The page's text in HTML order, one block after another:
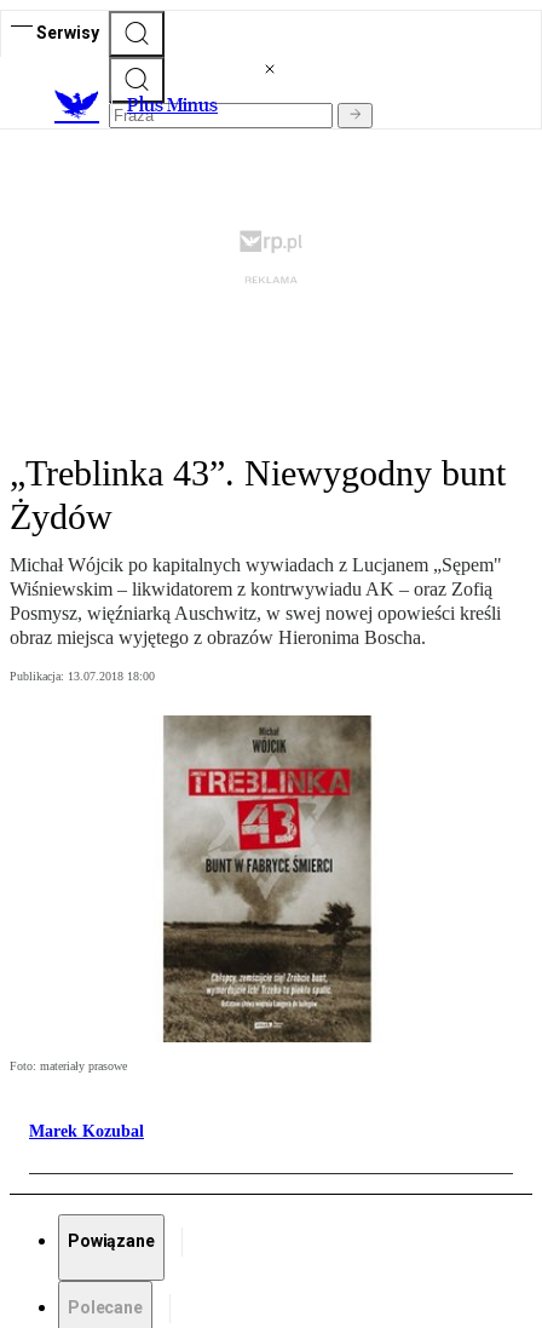
Serwisy
Plus Minus
„Treblinka 43”. Niewygodny bunt
Żydów
Michał Wójcik po kapitalnych wywiadach z Lucjanem „Sępem"
Wiśniewskim – likwidatorem z kontrwywiadu AK – oraz Zofią
Posmysz, więźniarką Auschwitz, w swej nowej opowieści kreśli
obraz miejsca wyjętego z obrazów Hieronima Boscha.
Publikacja: 13.07.2018 18:00
Foto: materiały prasowe
Marek Kozubal
Powiązane
Polecane